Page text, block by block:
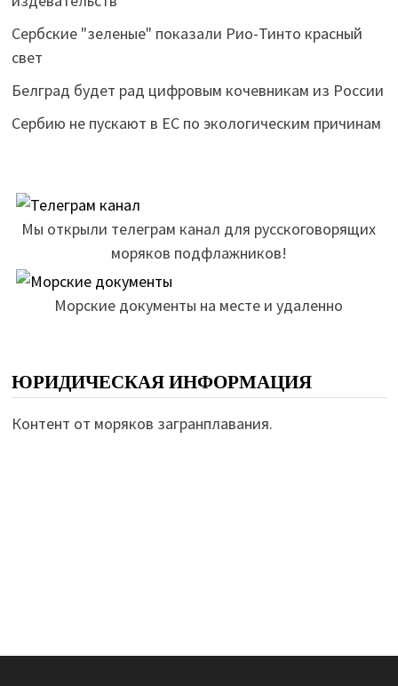
Сербские "зеленые" показали Рио-Тинто красный
свет
Белград будет рад цифровым кочевникам из России
Сербию не пускают в ЕС по экологическим причинам
Мы открыли телеграм канал для русскоговорящих
моряков подфлажников!
Морские документы на месте и удаленно
ЮРИДИЧЕСКАЯ ИНФОРМАЦИЯ
Контент от моряков загранплавания.